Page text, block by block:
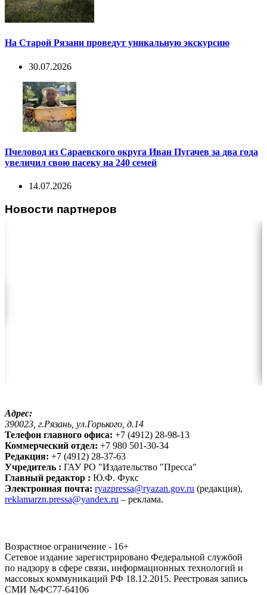
На Старой Рязани проведут уникальную экскурсию
30.07.2026
Пчеловод из Сараевского округа Иван Пугачев за два года
увеличил свою пасеку на 240 семей
14.07.2026
Новости партнеров
Адрес:
390023, г.Рязань, ул.Горького, д.14
Телефон главного офиса: +7 (4912) 28-98-13
Коммерческий отдел: +7 980 501-30-34
Редакция: +7 (4912) 28-37-63
Учредитель : ГАУ РО "Издательство "Пресса"
Главный редактор : Ю.Ф. Фукс
Электронная почта: ryazpressa@ryazan.gov.ru (редакция),
reklamarzn.pressa@yandex.ru – реклама.
Возрастное ограничение - 16+
Сетевое издание зарегистрировано Федеральной службой
по надзору в сфере связи, информационных технологий и
массовых коммуникаций РФ 18.12.2015. Реестровая запись
СМИ №ФС77-64106